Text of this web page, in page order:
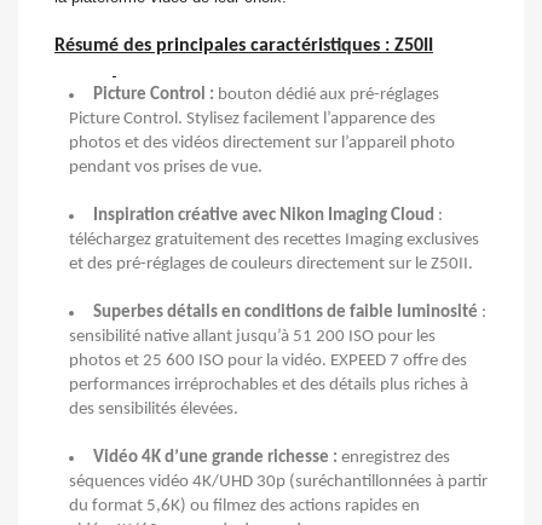
Résumé des principales caractéristiques : Z50II
Picture Control : bouton dédié aux pré-réglages
Picture Control. Stylisez facilement l’apparence des
photos et des vidéos directement sur l’appareil photo
pendant vos prises de vue.
Inspiration créative avec Nikon Imaging Cloud :
téléchargez gratuitement des recettes Imaging exclusives
et des pré-réglages de couleurs directement sur le Z50II.
Superbes détails en conditions de faible luminosité :
sensibilité native allant jusqu’à 51 200 ISO pour les
photos et 25 600 ISO pour la vidéo. EXPEED 7 offre des
performances irréprochables et des détails plus riches à
des sensibilités élevées.
Vidéo 4K d’une grande richesse : enregistrez des
séquences vidéo 4K/UHD 30p (suréchantillonnées à partir
du format 5,6K) ou filmez des actions rapides en